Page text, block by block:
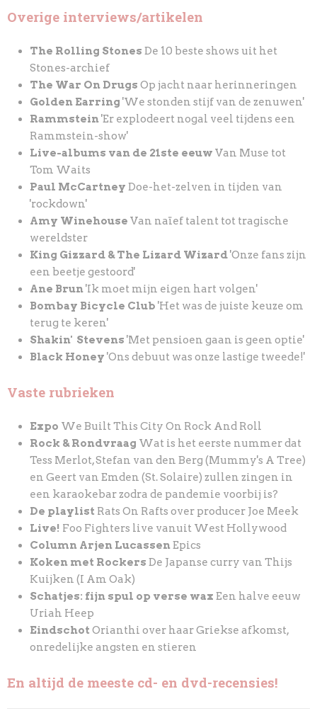
Overige interviews/artikelen
The Rolling Stones De 10 beste shows uit het
Stones-archief
The War On Drugs Op jacht naar herinneringen
Golden Earring 'We stonden stijf van de zenuwen'
Rammstein'Er explodeert nogal veel tijdens een
Rammstein-show'
Live-albums van de 21ste eeuw Van Muse tot
Tom Waits
Paul McCartney Doe-het-zelven in tijden van
'rockdown'
Amy Winehouse Van naïef talent tot tragische
wereldster
King Gizzard & The Lizard Wizard'Onze fans zijn
een beetje gestoord'
Ane Brun'Ik moet mijn eigen hart volgen'
Bombay Bicycle Club 'Het was de juiste keuze om
terug te keren'
Shakin' Stevens 'Met pensioen gaan is geen optie'
Black Honey 'Ons debuut was onze lastige tweede!'
Vaste rubrieken
Expo We Built This City On Rock And Roll
Rock & Rondvraag Wat is het eerste nummer dat
Tess Merlot, Stefan van den Berg (Mummy's A Tree)
en Geert van Emden (St. Solaire) zullen zingen in
een karaokebar zodra de pandemie voorbij is?
De playlist Rats On Rafts over producer Joe Meek
Live! Foo Fighters live vanuit West Hollywood
Column Arjen LucassenEpics
Koken met Rockers De Japanse curry van Thijs
Kuijken (I Am Oak)
Schatjes: fijn spul op verse wax Een halve eeuw
Uriah Heep
Eindschot Orianthi over haar Griekse afkomst,
onredelijke angsten en stieren
En altijd de meeste cd- en dvd-recensies!